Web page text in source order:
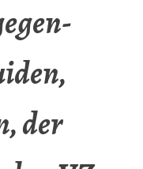
der